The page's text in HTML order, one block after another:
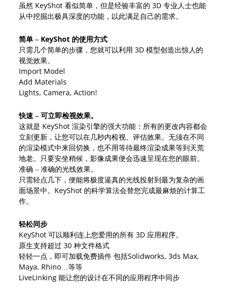
虽然 KeyShot 看似简单，但是经验丰富的 3D 专业人士也能
从中挖掘出极具深度的功能，以此满足自己的需求。
简单 – KeyShot 的使用方式
只需几个简单的步骤，您就可以利用 3D 模型创造出惊人的
视觉效果。
Import Model
Add Materials
Lights, Camera, Action!
快速 – 可立即检视效果。
这就是 KeyShot 渲染引擎的强大功能：所有的更改内容都会
立刻更新，让您可以在几秒内检视、评估效果。无须在不同
的渲染模式中来回切换，也不用等待最终渲染成果等到天荒
地老。只要安坐稍候，影像成果便会迅速呈现在您的眼前。
准确 – 准确的光线效果。
只需轻点几下，便能将极度逼真的光线投射到最为复杂的画
面场景中。KeyShot 的科学算法会替您完成最麻烦的计算工
作。
轻松同步
KeyShot 可以顺利连上您爱用的所有 3D 应用程序。
原生支持超过 30 种文件格式
轻轻一点，即可加载免费插件 包括Solidworks, 3ds Max,
Maya, Rhino…等等
LiveLinking 能让您的设计在不同的应用程序中同步